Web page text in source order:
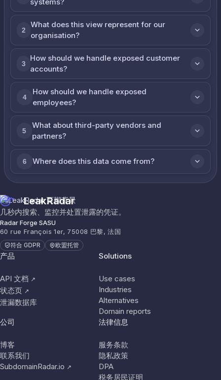
2
What does this view represent for our
organisation?
3
How should we handle exposed customer
accounts?
4
How should we handle exposed
employees?
5
What about third-party vendors and
partners?
6 Where does this data come from?
LeakRadar
几秒内搜索、监控并处置泄露的凭证。
Radar Forge SASU
60 rue François 1er, 75008 巴黎, 法国
符合 GDPR 欧盟托管
产品
API 文档 ↗
状态页 ↗
泄漏数据库
Solutions
Use cases
Industries
Alternatives
Domain reports
公司
博客
联系我们
SubdomainRadar.io ↗
法律信息
服务条款
隐私政策
DPA
税务居民证明